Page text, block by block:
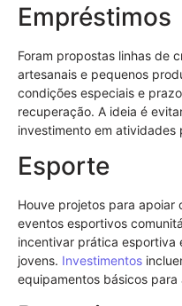
Empréstimos
Foram propostas linhas de
artesanais e pequenos
condições especiais e
recuperação. A ideia é
investimento em atividades
Esporte
Houve projetos para apoiar
eventos esportivos
incentivar prática esportiva
jovens. Investimentos
equipamentos básicos para